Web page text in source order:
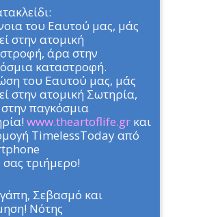
του Εαυτού μας, μάς
στην ατομική
άρα στην
καταστροφή.
του Εαυτού μας, μάς
στην ατομική Σωτηρία,
παγκόσμια
www.theartoflife.grκαι
TimelessToday από
τριήμερο!
Σεβασμό και
Νότης